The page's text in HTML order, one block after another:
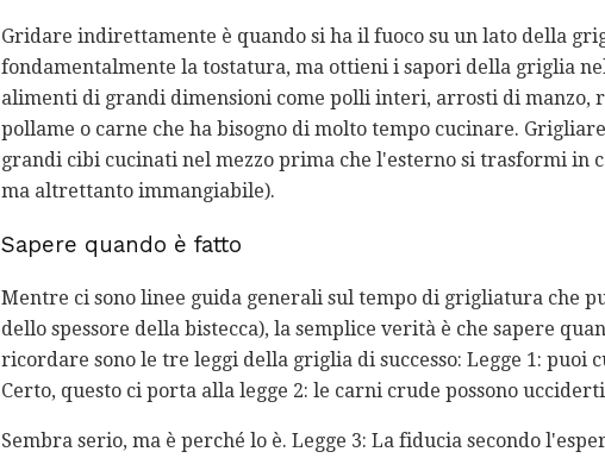
Gridare indirettamente è quando si ha il fuoco su un lato della
fondamentalmente la tostatura, ma ottieni i sapori della griglia
alimenti di grandi dimensioni come polli interi, arrosti di manzo,
pollame o carne che ha bisogno di molto tempo cucinare.
grandi cibi cucinati nel mezzo prima che l'esterno si trasformi in
ma altrettanto immangiabile).
Sapere quando è fatto
Mentre ci sono linee guida generali sul tempo di grigliatura che
dello spessore della bistecca), la semplice verità è che sapere
ricordare sono le tre leggi della griglia di successo: Legge 1: puoi
Certo, questo ci porta alla legge 2: le carni crude possono
Sembra serio, ma è perché lo è. Legge 3: La fiducia secondo